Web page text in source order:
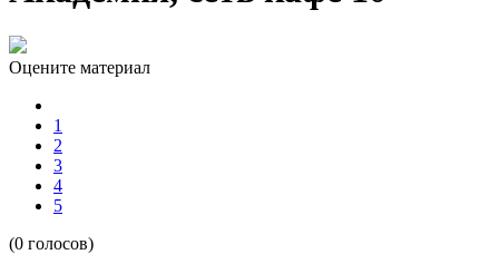
Оцените материал
1
2
3
4
5
(0 голосов)